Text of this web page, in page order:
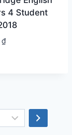
4 Student
₫